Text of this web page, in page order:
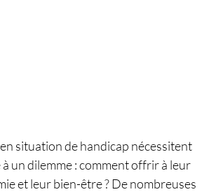
situation de handicap nécessitent
un dilemme : comment offrir à leur
et leur bien-être ? De nombreuses